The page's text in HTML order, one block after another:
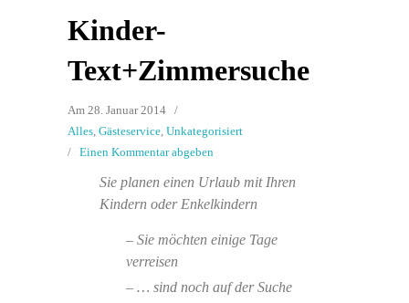
Kinder-
Text+Zimmersuche
Am 28. Januar 2014 /
Alles, Gästeservice, Unkategorisiert
/ Einen Kommentar abgeben
Sie planen einen Urlaub mit Ihren
Kindern oder Enkelkindern
– Sie möchten einige Tage
verreisen
– … sind noch auf der Suche